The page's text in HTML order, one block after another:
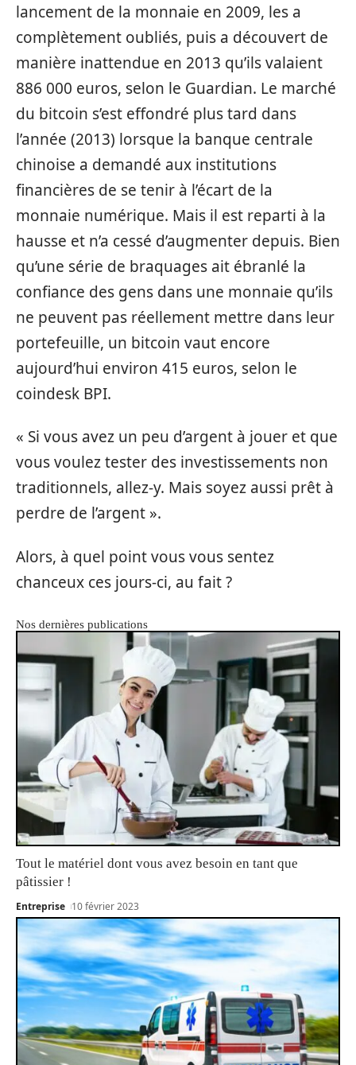
lancement de la monnaie en 2009, les a
complètement oubliés, puis a découvert de
manière inattendue en 2013 qu’ils valaient
886 000 euros, selon le Guardian. Le marché
du bitcoin s’est effondré plus tard dans
l’année (2013) lorsque la banque centrale
chinoise a demandé aux institutions
financières de se tenir à l’écart de la
monnaie numérique. Mais il est reparti à la
hausse et n’a cessé d’augmenter depuis. Bien
qu’une série de braquages ait ébranlé la
confiance des gens dans une monnaie qu’ils
ne peuvent pas réellement mettre dans leur
portefeuille, un bitcoin vaut encore
aujourd’hui environ 415 euros, selon le
coindesk BPI.
« Si vous avez un peu d’argent à jouer et que
vous voulez tester des investissements non
traditionnels, allez-y. Mais soyez aussi prêt à
perdre de l’argent ».
Alors, à quel point vous vous sentez
chanceux ces jours-ci, au fait ?
Nos dernières publications
Tout le matériel dont vous avez besoin en tant que
pâtissier !
Entreprise 10 février 2023